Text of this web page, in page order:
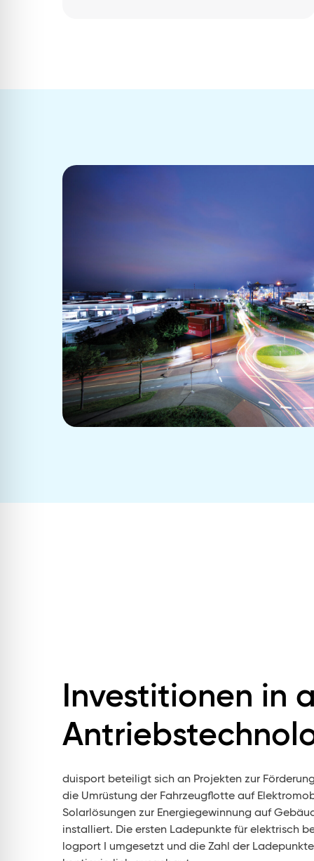
Investitionen in
duisport beteiligt sich an Projekten zur
die Umrüstung der Fahrzeugflotte auf
Solarlösungen zur Energiegewinnung auf
installiert. Die ersten Ladepunkte für elektrisch
logport I umgesetzt und die Zahl der